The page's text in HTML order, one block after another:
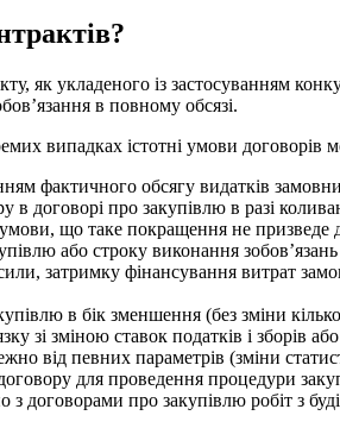
як укладеного із застосуванням
в повному обсязі.
випадках істотні умови договорів
фактичного обсягу видатків
договорі про закупівлю в разі
що таке покращення не призведе
або строку виконання
затримку фінансування витрат
в бік зменшення (без зміни
зі зміною ставок податків і зборів
від певних параметрів (зміни
для проведення процедури
з договорами про закупівлю робіт з